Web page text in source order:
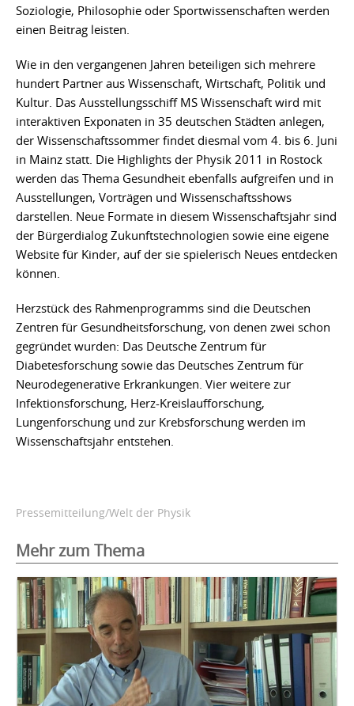
Soziologie, Philosophie oder Sportwissenschaften werden
einen Beitrag leisten.
Wie in den vergangenen Jahren beteiligen sich mehrere
hundert Partner aus Wissenschaft, Wirtschaft, Politik und
Kultur. Das Ausstellungsschiff MS Wissenschaft wird mit
interaktiven Exponaten in 35 deutschen Städten anlegen,
der Wissenschaftssommer findet diesmal vom 4. bis 6. Juni
in Mainz statt. Die Highlights der Physik 2011 in Rostock
werden das Thema Gesundheit ebenfalls aufgreifen und in
Ausstellungen, Vorträgen und Wissenschaftsshows
darstellen. Neue Formate in diesem Wissenschaftsjahr sind
der Bürgerdialog Zukunftstechnologien sowie eine eigene
Website für Kinder, auf der sie spielerisch Neues entdecken
können.
Herzstück des Rahmenprogramms sind die Deutschen
Zentren für Gesundheitsforschung, von denen zwei schon
gegründet wurden: Das Deutsche Zentrum für
Diabetesforschung sowie das Deutsches Zentrum für
Neurodegenerative Erkrankungen. Vier weitere zur
Infektionsforschung, Herz-Kreislaufforschung,
Lungenforschung und zur Krebsforschung werden im
Wissenschaftsjahr entstehen.
Pressemitteilung/Welt der Physik
Mehr zum Thema